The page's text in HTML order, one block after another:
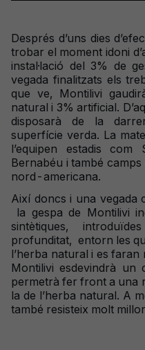
Després d’uns dies
trobar el moment idoni
instal·lació del 3% de
vegada finalitzats els
que ve, Montilivi
natural i 3% artificial.
disposarà de la
superfície verda. La
l’equipen estadis
Bernabéu i també
nord-americana.
Així doncs i una vegada
la gespa de Montilivi
sintètiques,
profunditat, entorn les
l’herba natural i es faran
Montilivi esdevindrà un
permetrà fer front a una
la de l’herba natural. A
també resisteix molt